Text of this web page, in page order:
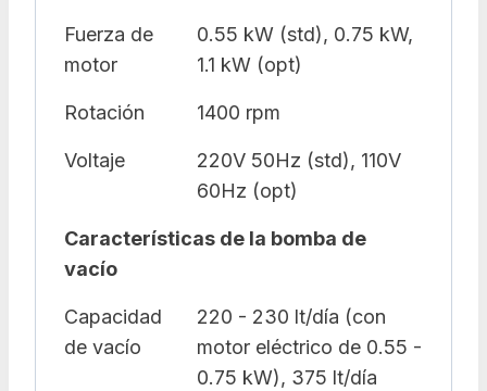
Fuerza de
motor
0.55 kW (std), 0.75 kW,
1.1 kW (opt)
Rotación 1400 rpm
Voltaje
220V 50Hz (std), 110V
60Hz (opt)
Características de la bomba de
vacío
Capacidad
de vacío
220 - 230 lt/día (con
motor eléctrico de 0.55 -
0.75 kW), 375 lt/día